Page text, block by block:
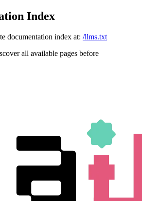
Index
documentation index at: /llms.txt
all available pages before